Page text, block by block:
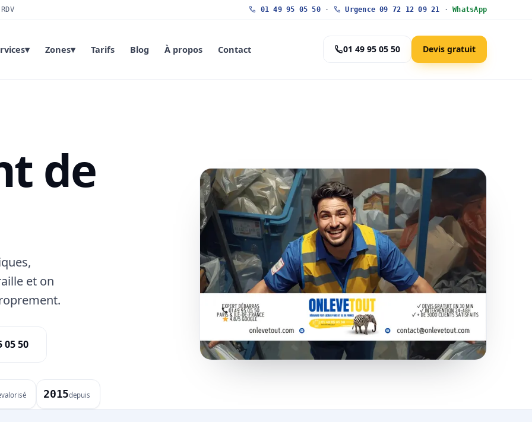
01 49 95 05 50· Urgence 09 72 12 09 21 ·WhatsApp
▾ Zones▾ Tarifs Blog À propos Contact 01 49 95 05 50 Devis gratuit
de
et on
05 50
2015depuis